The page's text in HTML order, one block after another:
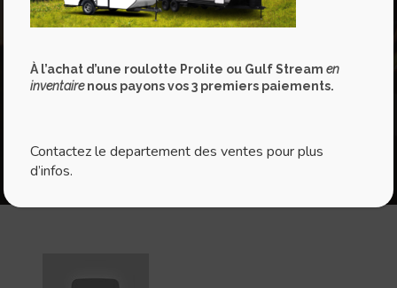
Chroniques télé
À l’achat d’une roulotte Prolite ou Gulf Streamen
inventairenous payons vos 3 premiers paiements.
Contactez le departement des ventes pour plus
d’infos.